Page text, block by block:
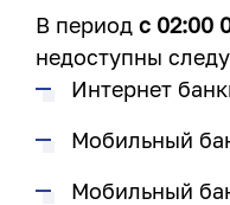
В период с 02:00
недоступны
Интернет
Мобильный
Мобильный